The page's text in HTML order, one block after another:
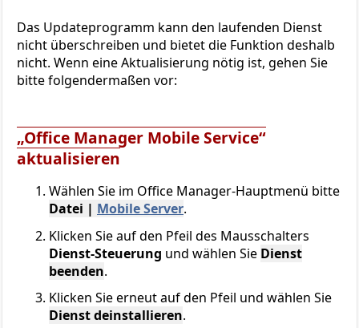
Das Updateprogramm kann den laufenden Dienst
nicht überschreiben und bietet die Funktion deshalb
nicht. Wenn eine Aktualisierung nötig ist, gehen Sie
bitte folgendermaßen vor:
„Office Manager Mobile Service“
aktualisieren
Wählen Sie im Office Manager-Hauptmenü bitte
Datei | Mobile Server.
Klicken Sie auf den Pfeil des Mausschalters
Dienst-Steuerung und wählen Sie Dienst
beenden.
Klicken Sie erneut auf den Pfeil und wählen Sie
Dienst deinstallieren.